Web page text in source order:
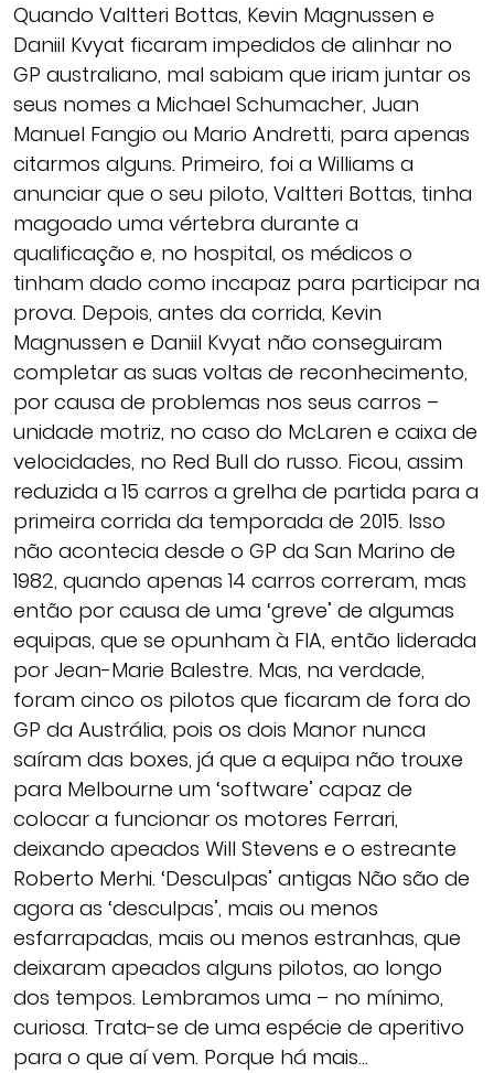
Quando Valtteri Bottas, Kevin Magnussen e
Daniil Kvyat ficaram impedidos de alinhar no
GP australiano, mal sabiam que iriam juntar os
seus nomes a Michael Schumacher, Juan
Manuel Fangio ou Mario Andretti, para apenas
citarmos alguns. Primeiro, foi a Williams a
anunciar que o seu piloto, Valtteri Bottas, tinha
magoado uma vértebra durante a
qualificação e, no hospital, os médicos o
tinham dado como incapaz para participar na
prova. Depois, antes da corrida, Kevin
Magnussen e Daniil Kvyat não conseguiram
completar as suas voltas de reconhecimento,
por causa de problemas nos seus carros –
unidade motriz, no caso do McLaren e caixa de
velocidades, no Red Bull do russo. Ficou, assim
reduzida a 15 carros a grelha de partida para a
primeira corrida da temporada de 2015. Isso
não acontecia desde o GP da San Marino de
1982, quando apenas 14 carros correram, mas
então por causa de uma ‘greve’ de algumas
equipas, que se opunham à FIA, então liderada
por Jean-Marie Balestre. Mas, na verdade,
foram cinco os pilotos que ficaram de fora do
GP da Austrália, pois os dois Manor nunca
saíram das boxes, já que a equipa não trouxe
para Melbourne um ‘software’ capaz de
colocar a funcionar os motores Ferrari,
deixando apeados Will Stevens e o estreante
Roberto Merhi. ‘Desculpas’ antigas Não são de
agora as ‘desculpas’, mais ou menos
esfarrapadas, mais ou menos estranhas, que
deixaram apeados alguns pilotos, ao longo
dos tempos. Lembramos uma – no mínimo,
curiosa. Trata-se de uma espécie de aperitivo
para o que aí vem. Porque há mais…